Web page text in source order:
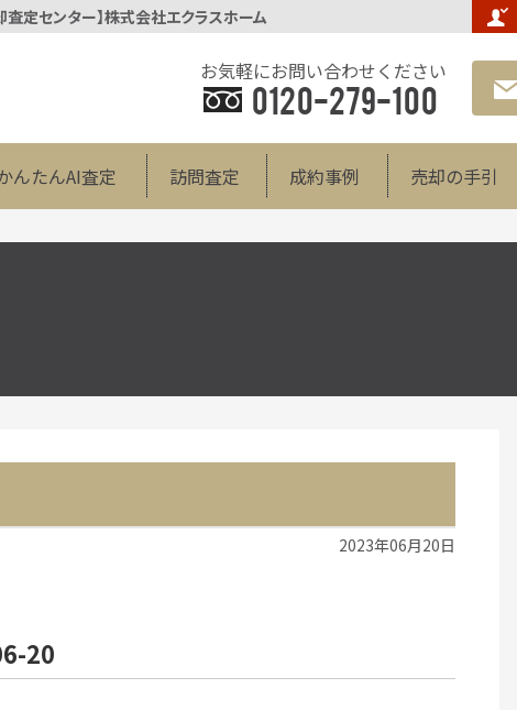
定センター】株式会社エクラスホーム
お気軽にお問い合わせください
0120-279-100
んたんAI査定 訪問査定 成約事例 売却の手引
2023年06月20日
20